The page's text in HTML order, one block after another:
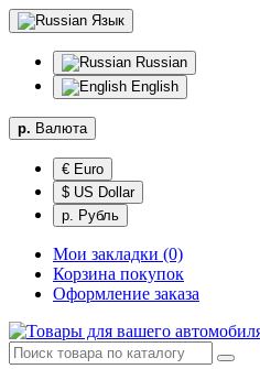
Язык
Russian
English
р. Валюта
€ Euro
$ US Dollar
р. Рубль
Мои закладки (0)
Корзина покупок
Оформление заказа